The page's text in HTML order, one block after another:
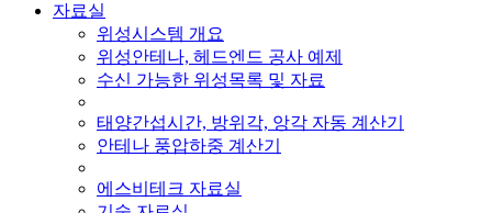
자료실
위성시스템 개요
위성안테나, 헤드엔드 공사 예제
수신 가능한 위성목록 및 자료
태양간섭시간, 방위각, 앙각 자동 계산기
안테나 풍압하중 계산기
에스비테크 자료실